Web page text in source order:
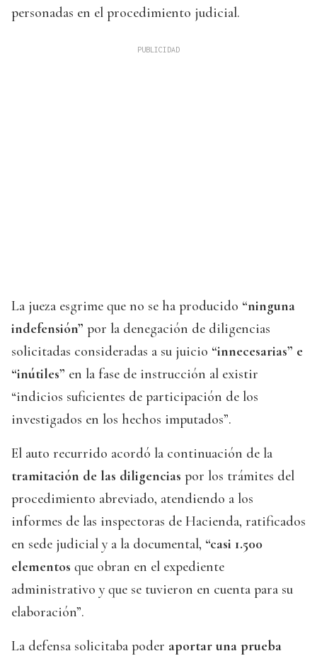
personadas en el procedimiento judicial.
La jueza esgrime que no se ha producido “ninguna
indefensión” por la denegación de diligencias
solicitadas consideradas a su juicio “innecesarias” e
“inútiles” en la fase de instrucción al existir
“indicios suficientes de participación de los
investigados en los hechos imputados”.
El auto recurrido acordó la continuación de la
tramitación de las diligencias por los trámites del
procedimiento abreviado, atendiendo a los
informes de las inspectoras de Hacienda, ratificados
en sede judicial y a la documental, “casi 1.500
elementos que obran en el expediente
administrativo y que se tuvieron en cuenta para su
elaboración”.
La defensa solicitaba poder aportar una prueba